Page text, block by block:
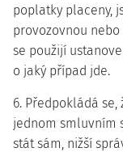
poplatky placeny,
provozovnou
se použijí
o jaký případ jde.
6. Předpokládá
jednom smluvním
stát sám, nižší